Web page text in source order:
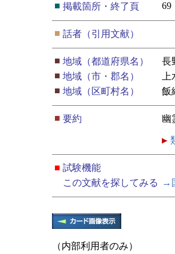
■ 掲載箇所・終了頁 69
■ 話者（引用文献）
■ 地域（都道府県名）
長
■ 地域（市・郡名）
■ 地域（区町村名） 飯
■ 要約 幽
■ 試験機能
この文献を探してみる
→
（内部利用者のみ）